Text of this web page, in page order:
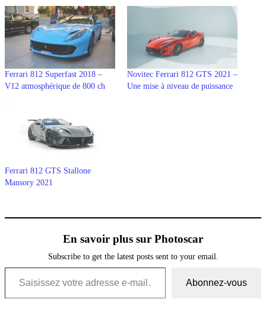
Ferrari 812 Superfast 2018 –
V12 atmosphérique de 800 ch
Novitec Ferrari 812 GTS 2021 –
Une mise à niveau de puissance
Ferrari 812 GTS Stallone
Mansory 2021
En savoir plus sur Photoscar
Subscribe to get the latest posts sent to your email.
Saisissez votre adresse e-mail…
Abonnez-vous